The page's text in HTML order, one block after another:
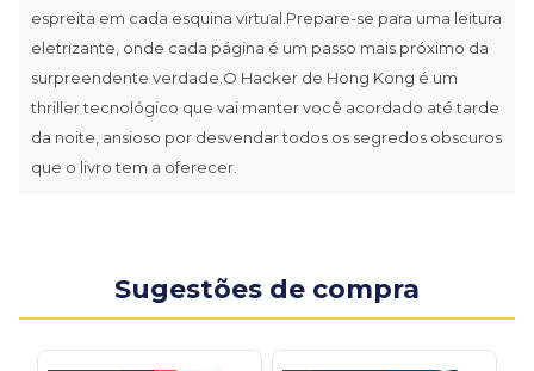
espreita em cada esquina virtual.Prepare-se para uma leitura
eletrizante, onde cada página é um passo mais próximo da
surpreendente verdade.O Hacker de Hong Kong é um
thriller tecnológico que vai manter você acordado até tarde
da noite, ansioso por desvendar todos os segredos obscuros
que o livro tem a oferecer.
Sugestões de compra